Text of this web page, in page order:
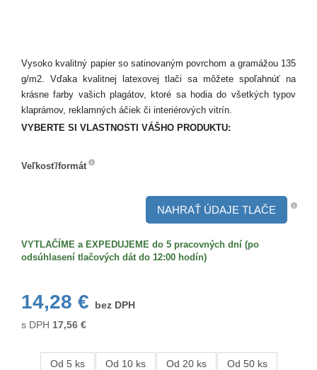
Vysoko kvalitný papier so satinovaným povrchom a gramážou 135
g/m2. Vďaka kvalitnej latexovej tlači sa môžete spoľahnúť na
krásne farby vašich plagátov, ktoré sa hodia do všetkých typov
klaprámov, reklamných áčiek či interiérových vitrín.
VYBERTE SI VLASTNOSTI VÁŠHO PRODUKTU:
Veľkosť/formát
NAHRAŤ ÚDAJE TLAČE
VYTLAČÍME a EXPEDUJEME do 5 pracovných dní (po
odsúhlasení tlačových dát do 12:00 hodín)
14,28 €
bez DPH
s DPH 17,56 €
Od 5 ks
Od 10 ks
Od 20 ks
Od 50 ks